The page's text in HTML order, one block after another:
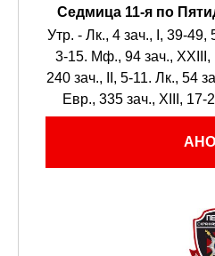
Седмица 11-я по
Утр. - Лк., 4 зач., I, 39-49,
3-15. Мф., 94 зач., XXIII,
240 зач., II, 5-11. Лк., 54
Евр., 335 зач., XIII, 17-